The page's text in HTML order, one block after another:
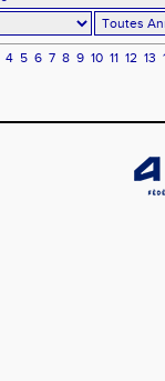
4 5 6 7 8 9 10 11 12 13